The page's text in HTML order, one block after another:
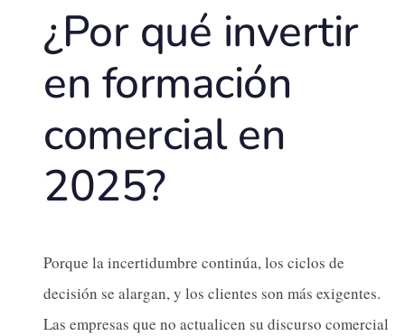
¿Por qué invertir
en formación
comercial en
2025?
Porque la incertidumbre continúa, los ciclos de
decisión se alargan, y los clientes son más exigentes.
Las empresas que no actualicen su discurso comercial